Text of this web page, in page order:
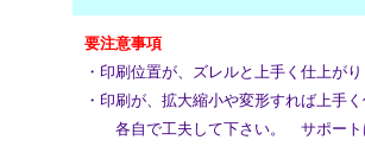
要注意事項
・印刷位置が、ズレルと上手く仕上が
・印刷が、拡大縮小や変形すれば上手
各自で工夫して下さい。 サポート